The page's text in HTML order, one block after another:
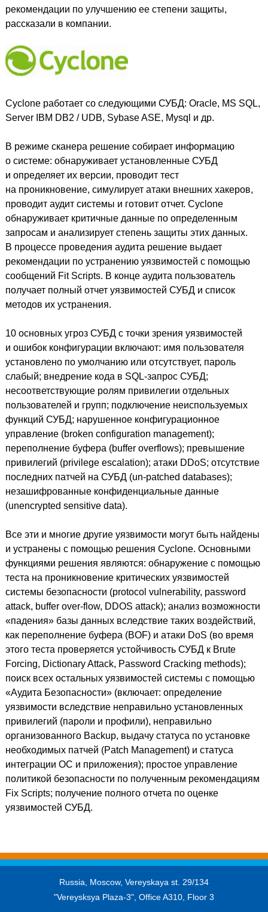
рекомендации по улучшению ее степени защиты,
рассказали в компании.
Cyclone работает со следующими СУБД: Oracle, MS SQL,
Server IBM DB2 / UDB, Sybase ASE, Mysql и др.
В режиме сканера решение собирает информацию
о системе: обнаруживает установленные СУБД
и определяет их версии, проводит тест
на проникновение, симулирует атаки внешних хакеров,
проводит аудит системы и готовит отчет. Cyclone
обнаруживает критичные данные по определенным
запросам и анализирует степень защиты этих данных.
В процессе проведения аудита решение выдает
рекомендации по устранению уязвимостей с помощью
сообщений Fit Scripts. В конце аудита пользователь
получает полный отчет уязвимостей СУБД и список
методов их устранения.
10 основных угроз СУБД с точки зрения уязвимостей
и ошибок конфигурации включают: имя пользователя
установлено по умолчанию или отсутствует, пароль
слабый; внедрение кода в SQL-запрос СУБД;
несоответствующие ролям привилегии отдельных
пользователей и групп; подключение неиспользуемых
функций СУБД; нарушенное конфигурационное
управление (broken configuration management);
переполнение буфера (buffer overflows); превышение
привилегий (privilege escalation); атаки DDoS; отсутствие
последних патчей на СУБД (un-patched databases);
незашифрованные конфиденциальные данные
(unencrypted sensitive data).
Все эти и многие другие уязвимости могут быть найдены
и устранены с помощью решения Cyclone. Основными
функциями решения являются: обнаружение с помощью
теста на проникновение критических уязвимостей
системы безопасности (protocol vulnerability, password
attack, buffer over-flow, DDOS attack); анализ возможности
«падения» базы данных вследствие таких воздействий,
как переполнение буфера (BOF) и атаки DoS (во время
этого теста проверяется устойчивость СУБД к Brute
Forcing, Dictionary Attack, Password Cracking methods);
поиск всех остальных уязвимостей системы с помощью
«Аудита Безопасности» (включает: определение
уязвимости вследствие неправильно установленных
привилегий (пароли и профили), неправильно
организованного Backup, выдачу статуса по установке
необходимых патчей (Patch Management) и статуса
интеграции ОС и приложения); простое управление
политикой безопасности по полученным рекомендациям
Fix Scripts; получение полного отчета по оценке
уязвимостей СУБД.
Russia, Moscow, Vereyskaya st. 29/134
"Vereysksya Plaza-3", Office A310, Floor 3